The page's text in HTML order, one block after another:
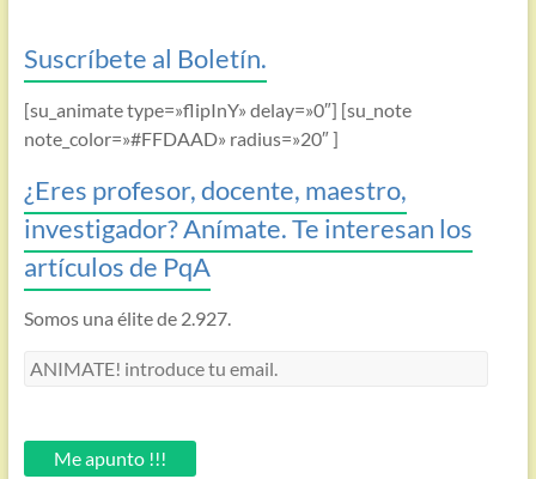
Suscríbete al Boletín.
[su_animate type=»flipInY» delay=»0″] [su_note
note_color=»#FFDAAD» radius=»20″ ]
¿Eres profesor, docente, maestro,
investigador? Anímate. Te interesan los
artículos de PqA
Somos una élite de 2.927.
ANIMATE!
email.Me apunto !!!